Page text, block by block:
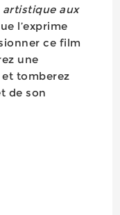
artistique aux
l’exprime
ce film
une
tomberez
de son